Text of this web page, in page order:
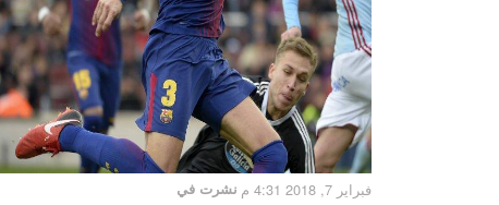
نشرت في فبراير 7, 2018 4:31 م